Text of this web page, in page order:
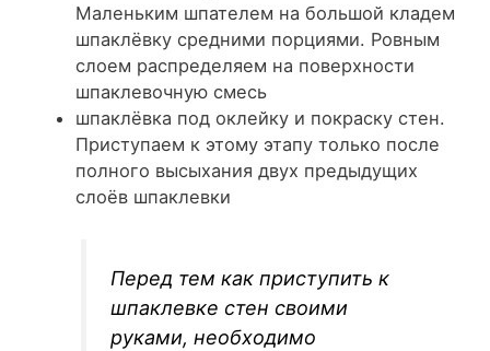
Маленьким шпателем на большой кладем
шпаклёвку средними порциями. Ровным
слоем распределяем на поверхности
шпаклевочную смесь
шпаклёвка под оклейку и покраску стен.
Приступаем к этому этапу только после
полного высыхания двух предыдущих
слоёв шпаклевки
Перед тем как приступить к
шпаклевке стен своими
руками, необходимо